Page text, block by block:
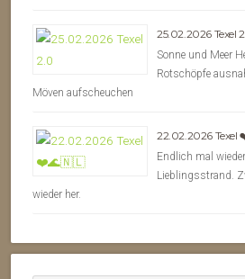
25.02.2026 Texel
Sonne und Meer
Rotschöpfe
Möven aufscheuchen
22.02.2026
Endlich mal
Lieblingsstrand.
wieder her.